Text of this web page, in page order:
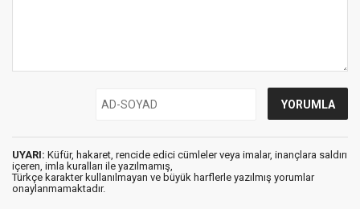
UYARI: Küfür, hakaret, rencide edici cümleler veya imalar, inançlara saldırı
içeren, imla kuralları ile yazılmamış,
Türkçe karakter kullanılmayan ve büyük harflerle yazılmış yorumlar
onaylanmamaktadır.